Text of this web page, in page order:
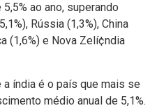
ao ano, superando
Rússia (1,3%), China
(1,6%) e Nova Zelí¢ndia
índia é o paí­s que mais se
médio anual de 5,1%.